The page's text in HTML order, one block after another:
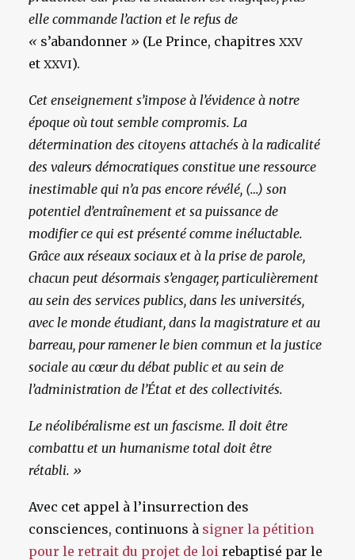
elle commande l’action et le refus de
« s’abandonner » (Le Prince, chapitres XXV
et XXVI).
Cet enseignement s’impose à l’évidence à notre
époque où tout semble compromis. La
détermination des citoyens attachés à la radicalité
des valeurs démocratiques constitue une ressource
inestimable qui n’a pas encore révélé, (…) son
potentiel d’entraînement et sa puissance de
modifier ce qui est présenté comme inéluctable.
Grâce aux réseaux sociaux et à la prise de parole,
chacun peut désormais s’engager, particulièrement
au sein des services publics, dans les universités,
avec le monde étudiant, dans la magistrature et au
barreau, pour ramener le bien commun et la justice
sociale au cœur du débat public et au sein de
l’administration de l’État et des collectivités.
Le néolibéralisme est un fascisme. Il doit être
combattu et un humanisme total doit être
rétabli. »
Avec cet appel à l’insurrection des
consciences, continuons à signer la pétition
pour le retrait du projet de loi rebaptisé par le